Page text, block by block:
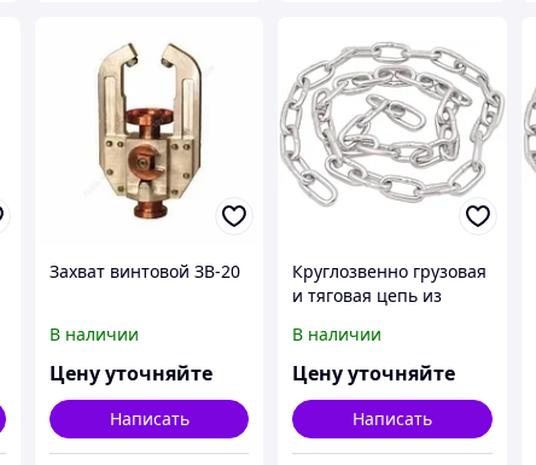
Захват винтовой ЗВ-20
В наличии
Цену уточняйте
Написать
Круглозвенно грузовая
и тяговая цепь из
(короткозв.) d(mm):23
Шаг(mm):64 ГОСТ 2319-
В наличии
Цену уточняйте
Написать